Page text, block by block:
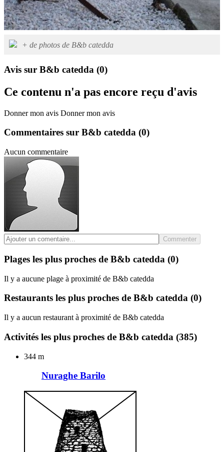
+ de photos de B&b catedda
Avis sur B&b catedda (0)
Ce contenu n'a pas encore reçu d'avis
Donner mon avis Donner mon avis
Commentaires sur B&b catedda (0)
Aucun commentaire
Commenter
Plages les plus proches de B&b catedda (0)
Il y a aucune plage à proximité de B&b catedda
Restaurants les plus proches de B&b catedda (0)
Il y a aucun restaurant à proximité de B&b catedda
Activités les plus proches de B&b catedda (385)
344 m
Nuraghe Barilo